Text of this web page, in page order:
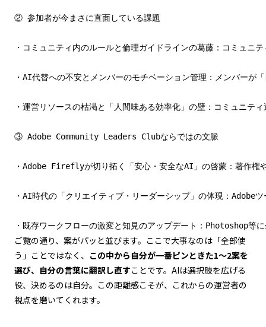
② 参加者が今まさに直面している課題
・コミュニティ内のルールと倫理ガイドラインの葛藤：コミュニ
・AI代替への不安とメンバーのモチベーション管理：メンバー
・運営リソースの枯渇と「人間味ある効率化」の壁：コミュニテ
③ Adobe Community Leaders Clubならではの文脈
・Adobe Fireflyが切り拓く「安心・安全なAI」の啓蒙：著作権
・AI時代の「クリエイティブ・リーダーシップ」の体現：Adobe
・既存ワークフローの激変と知見のアップデート：Photoshop等
ご覧の通り、案がパッと並びます。ここで大事なのは「全部使
う」ことではなく、 この中から自分が一番ピンときた1〜2案を
選び、自分の言葉に翻訳し直すことです。AIは選択肢を広げる
役、決めるのは自分。この距離感こそが、これからの運営者の
視点を磨いてくれます。